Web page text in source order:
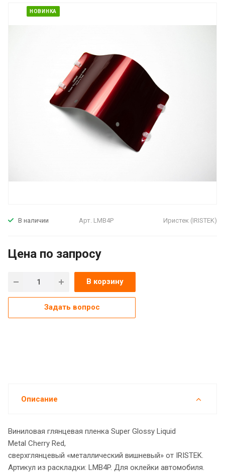
НОВИНКА
В наличии Арт. LMB4P Иристек (IRISTEK)
Цена по запросу
В корзину
Задать вопрос
Описание
Виниловая глянцевая пленка Super Glossy Liquid
Metal Cherry Red,
сверхглянцевый «металлический вишневый» от IRISTEK.
Артикул из раскладки: LMB4P. Для оклейки автомобиля.